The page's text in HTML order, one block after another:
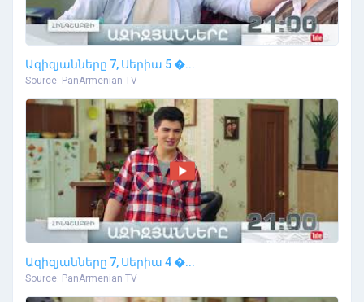
Ազիզյանները 7, Սերիա 5 �...
Source: PanArmenian TV
Ազիզյանները 7, Սերիա 4 �...
Source: PanArmenian TV